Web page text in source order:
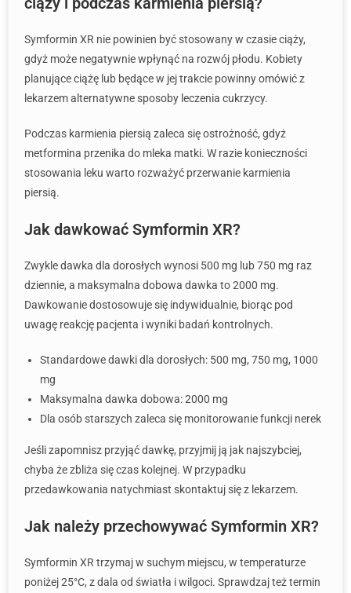
Symformin XR nie powinien być stosowany w czasie ciąży,
gdyż może negatywnie wpłynąć na rozwój płodu. Kobiety
planujące ciążę lub będące w jej trakcie powinny omówić z
lekarzem alternatywne sposoby leczenia cukrzycy.
Podczas karmienia piersią zaleca się ostrożność, gdyż
metformina przenika do mleka matki. W razie konieczności
stosowania leku warto rozważyć przerwanie karmienia
piersią.
Jak dawkować Symformin XR?
Zwykle dawka dla dorosłych wynosi 500 mg lub 750 mg raz
dziennie, a maksymalna dobowa dawka to 2000 mg.
Dawkowanie dostosowuje się indywidualnie, biorąc pod
uwagę reakcję pacjenta i wyniki badań kontrolnych.
Standardowe dawki dla dorosłych: 500 mg, 750 mg, 1000
mg
Maksymalna dawka dobowa: 2000 mg
Dla osób starszych zaleca się monitorowanie funkcji nerek
Jeśli zapomnisz przyjąć dawkę, przyjmij ją jak najszybciej,
chyba że zbliża się czas kolejnej. W przypadku
przedawkowania natychmiast skontaktuj się z lekarzem.
Jak należy przechowywać Symformin XR?
Symformin XR trzymaj w suchym miejscu, w temperaturze
poniżej 25°C, z dala od światła i wilgoci. Sprawdzaj też termin